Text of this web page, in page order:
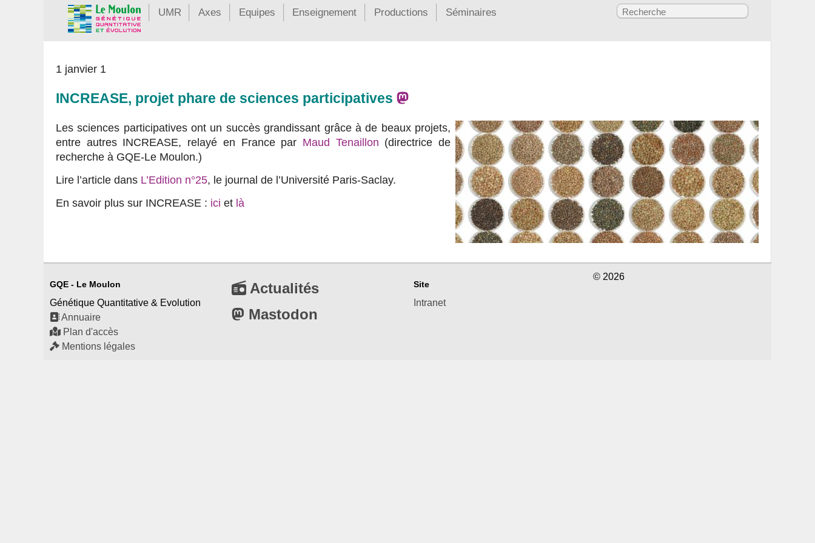
UMR Axes Equipes Enseignement Productions Séminaires
1 janvier 1
INCREASE, projet phare de sciences participatives
Les sciences participatives ont un succès grandissant grâce à de beaux projets,
entre autres INCREASE, relayé en France par Maud Tenaillon (directrice de
recherche à GQE-Le Moulon.)
Lire l’article dans L’Edition n°25, le journal de l’Université Paris-Saclay.
En savoir plus sur INCREASE : ici et là
GQE - Le Moulon
Génétique Quantitative & Evolution
Annuaire
Plan d'accès
Mentions légales
Actualités
Mastodon
Site
Intranet
© 2026